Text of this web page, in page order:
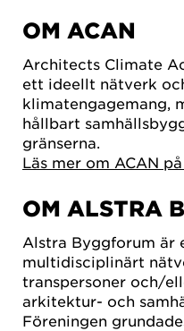
OM ACAN
Architects Climate
ett ideellt nätverk
klimatengagemang,
hållbart
gränserna.
Läs mer om ACAN
OM ALSTRA
Alstra Byggforum är
multidisciplinärt
transpersoner och/
arkitektur- och
Föreningen